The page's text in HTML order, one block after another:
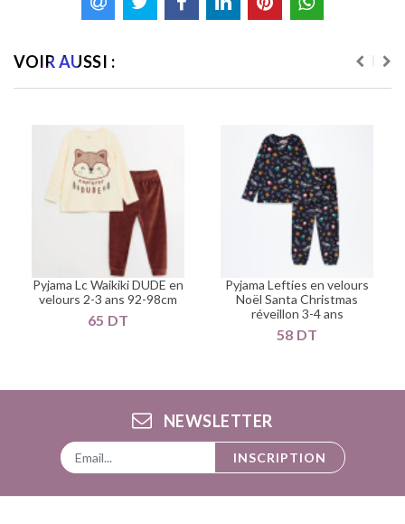
VOIR AUSSI :
Pyjama Lc Waikiki DUDE en
velours 2-3 ans 92-98cm
65 DT
Pyjama Lefties en velours
Noël Santa Christmas
réveillon 3-4 ans
58 DT
NEWSLETTER
INSCRIPTION